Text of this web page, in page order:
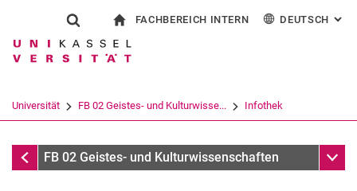
Springe direkt zu: Inhalt
Springe direkt zu: Suche
Springe direkt zu:
Suchformular
Suchbegriff
Suchen (öffnet externen Link in einem
FACHBEREICH INTERN DEUTSCH :
Universität FB 02 Geistes- und Kulturwisse... Infothek
InfothekFB 02 Geistes- und Kulturwissenschaften